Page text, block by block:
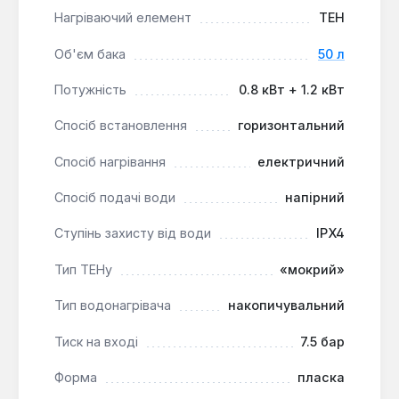
Гнучке управління:
потужності нагріву дозволяє адаптувати
економити електроенергію.
практичним та надійним вибором для невеликих
швидкість нагріву та довговічність. Він підходить
для гарячого водопостачання з можливістю
гнучкого налаштування.
Нагріваючий елемент ТЕН
Об'єм бака 50 л
Потужність 0.8 кВт + 1.2 кВт
Спосіб встановлення горизонтальний
Спосіб нагрівання електричний
Спосіб подачі води напірний
Ступінь захисту від води IPX4
Тип ТЕНу «мокрий»
Тип водонагрівача накопичувальний
Тиск на вході 7.5 бар
Форма пласка